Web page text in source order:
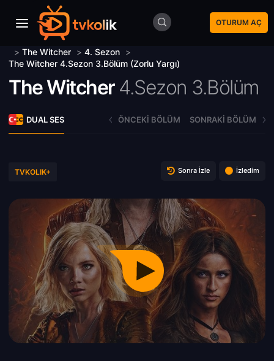
OTURUM AÇ
> The Witcher > 4. Sezon >
The Witcher 4.Sezon 3.Bölüm (Zorlu Yargı)
The Witcher 4.Sezon 3.Bölüm
DUAL SES ÖNCEKI BÖLÜM SONRAKI BÖLÜM
TVKOLIK+ Sonra İzle İzledim